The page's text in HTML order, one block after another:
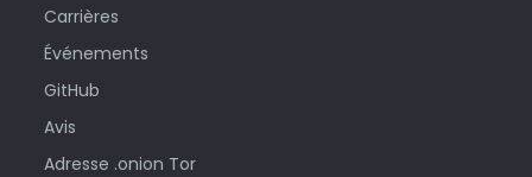
Carrières
Événements
GitHub
Avis
Adresse .onion Tor